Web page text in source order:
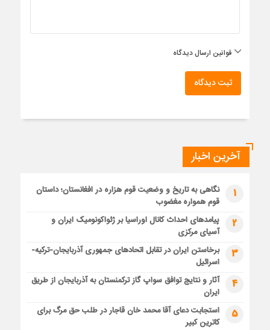
قوانین ارسال دیدگاه
ثبت دیدگاه
آخرین اخبار
1
نگاهی به تاریخ و وضعیت قوم هزاره در افغانستان؛ داستان
قوم همواره مغضوب
2
پیامدهای احداث کانال اوراسیا بر ژئواکونومیک ایران و
آسیای مرکزی
3
برخاستن ایران در تقابل اتحادهای جمهوری آذربایجان-ترکیه-
اسرائیل
4
آثار و نتایج توافق سواپ گاز ترکمنستان به آذربایجان از طریق
ایران
5
استجابت دعای آقا محمد خان قاجار در طلب حق مرگ برای
کاترین کبیر